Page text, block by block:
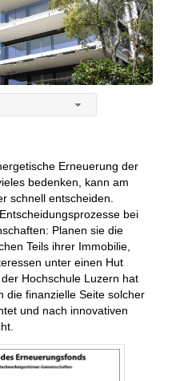
Erneuerung der
bedenken, kann am
schnell entscheiden.
bei
Planen sie die
Teils ihrer Immobilie,
unter einen Hut
Hochschule Luzern hat
die finanzielle Seite solcher
und nach innovativen